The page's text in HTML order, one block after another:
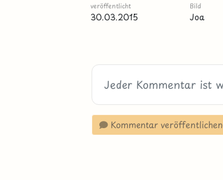
veröffentlicht
30.03.2015
Bild
Joa
Kommentar veröffentlichen